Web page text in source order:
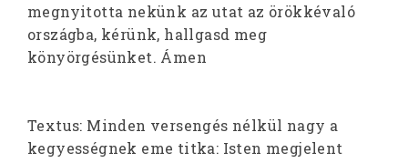
megnyitotta nekünk az utat az örökkévaló
országba, kérünk, hallgasd meg
könyörgésünket. Ámen
Textus: Minden versengés nélkül nagy a
kegyességnek eme titka: Isten megjelent